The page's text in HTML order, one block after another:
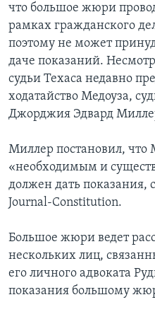
что большое жюри
рамках гражданского
поэтому не может
даче показаний.
судьи Техаса недавно
ходатайство Медоуза,
Джорджия Эдвард
Миллер постановил, что
«необходимым и
должен дать показания,
Journal-Constitution.
Большое жюри ведет
нескольких лиц,
его личного адвоката
показания большому